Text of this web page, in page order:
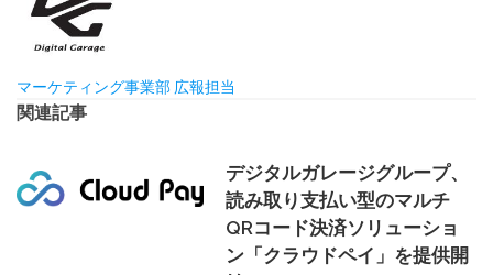
マーケティング事業部 広報担当
関連記事
デジタルガレージグループ、
読み取り支払い型のマルチ
QRコード決済ソリューショ
ン「クラウドペイ」を提供開